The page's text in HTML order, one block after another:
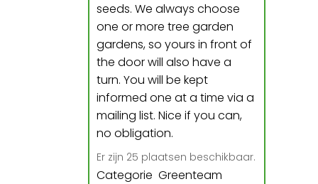
seeds. We always choose
one or more tree garden
gardens, so yours in front of
the door will also have a
turn. You will be kept
informed one at a time via a
mailing list. Nice if you can,
no obligation.
Er zijn 25 plaatsen beschikbaar.
Categorie Greenteam